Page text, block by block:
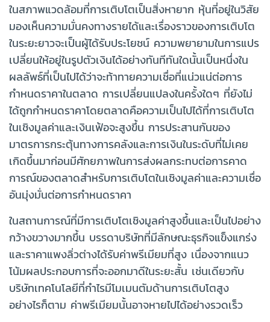
ในสภาพแวดล้อมที่การเติบโตเป็นสิ่งหายาก หุ้นที่อยู่ในวิสัย
มองเห็นความมั่นคงทางรายได้และเรื่องราวของการเติบโต
ในระยะยาวจะเป็นผู้ได้รับประโยชน์ ความพยายามในการแปร
เปลี่ยนให้อยู่ในรูปตัวเงินได้อย่างทันทีทันใดนั้นเป็นหนึ่งใน
ผลลัพธ์ที่เป็นไปได้ว่าจะท้าทายความเชื่อที่แน่วแน่ต่อการ
กำหนดราคาในตลาด การเปลี่ยนแปลงในครั้งใดๆ ที่ยังไม่
ได้ถูกกำหนดราคาโดยตลาดคือความเป็นไปได้ที่การเติบโต
ในเชิงมูลค่าและเงินเฟ้อจะสูงขึ้น การประสานกันของ
มาตรการกระตุ้นทางการคลังและการเงินในระดับที่ไม่เคย
เกิดขึ้นมาก่อนมีศักยภาพในการส่งผลกระทบต่อการคาด
การณ์ของตลาดสำหรับการเติบโตในเชิงมูลค่าและความเชื่อ
อันมุ่งมั่นต่อการกำหนดราคา
ในสถานการณ์ที่มีการเติบโตเชิงมูลค่าสูงขึ้นและเป็นไปอย่าง
กว้างขวางมากขึ้น บรรดาบริษัทที่มีลักษณะธุรกิจแข็งแกร่ง
และราคาแพงลิ่วต่างได้รับค่าพรีเมียมที่สูง เนื่องจากแนว
โน้มผลประกอบการที่จะออกมาดีในระยะสั้น เช่นเดียวกับ
บริษัทเทคโนโลยีที่กำไรมีโมเมนตัมด้านการเติบโตสูง
อย่างไรก็ตาม ค่าพรีเมียมนั้นอาจหายไปได้อย่างรวดเร็ว